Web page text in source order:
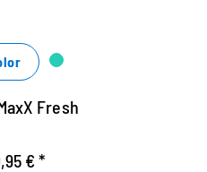
Fresh
€ *